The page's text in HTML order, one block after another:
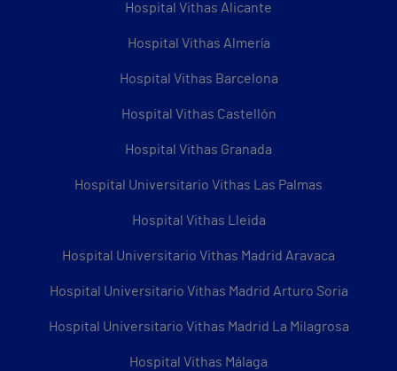
Hospital Vithas Alicante
Hospital Vithas Almería
Hospital Vithas Barcelona
Hospital Vithas Castellón
Hospital Vithas Granada
Hospital Universitario Vithas Las Palmas
Hospital Vithas Lleida
Hospital Universitario Vithas Madrid Aravaca
Hospital Universitario Vithas Madrid Arturo Soria
Hospital Universitario Vithas Madrid La Milagrosa
Hospital Vithas Málaga